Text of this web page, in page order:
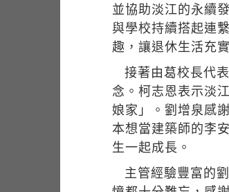
並協助淡江的永續
與學校持續搭起連
趣，讓退休生活充
接著由葛校長代
念。柯志恩表示淡
娘家」。劉增泉感
本想當建築師的李
生一起成長。
主管經驗豐富的